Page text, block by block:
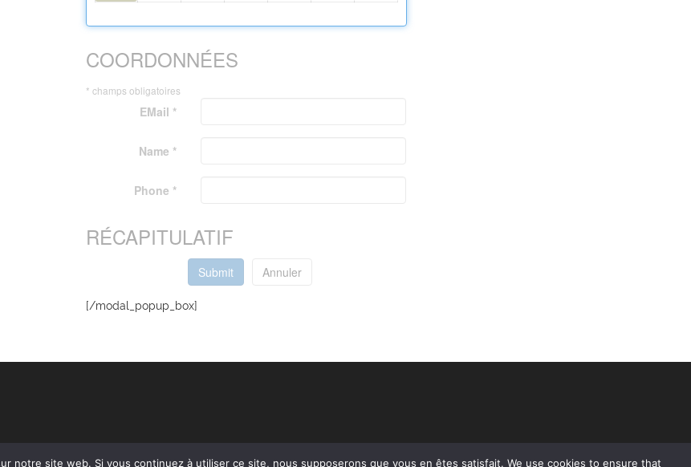
COORDONNÉES
* champs obligatoires
EMail *
Name *
Phone *
RÉCAPITULATIF
Submit Annuler
[/modal_popup_box]
notre site web. Si vous continuez à utiliser ce site, nous supposerons que vous en êtes satisfait. We use cookies to ensure that